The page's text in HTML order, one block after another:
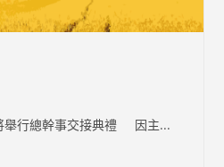
舉行總幹事交接典禮 因主...